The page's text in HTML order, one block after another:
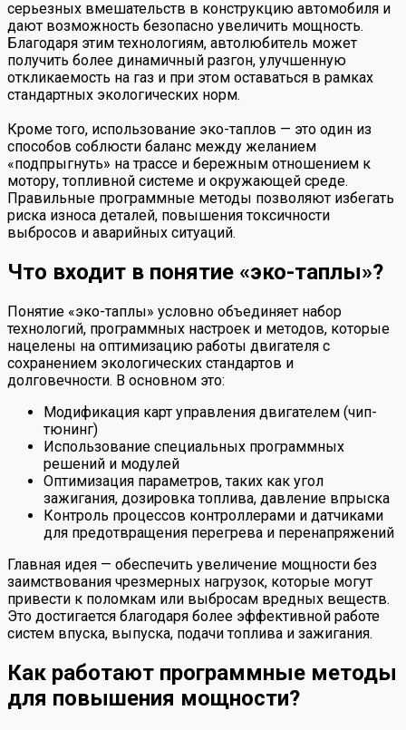
серьезных вмешательств в конструкцию автомобиля и
дают возможность безопасно увеличить мощность.
Благодаря этим технологиям, автолюбитель может
получить более динамичный разгон, улучшенную
откликаемость на газ и при этом оставаться в рамках
стандартных экологических норм.
Кроме того, использование эко-таплов — это один из
способов соблюсти баланс между желанием
«подпрыгнуть» на трассе и бережным отношением к
мотору, топливной системе и окружающей среде.
Правильные программные методы позволяют избегать
риска износа деталей, повышения токсичности
выбросов и аварийных ситуаций.
Что входит в понятие «эко-таплы»?
Понятие «эко-таплы» условно объединяет набор
технологий, программных настроек и методов, которые
нацелены на оптимизацию работы двигателя с
сохранением экологических стандартов и
долговечности. В основном это:
Модификация карт управления двигателем (чип-
тюнинг)
Использование специальных программных
решений и модулей
Оптимизация параметров, таких как угол
зажигания, дозировка топлива, давление впрыска
Контроль процессов контроллерами и датчиками
для предотвращения перегрева и перенапряжений
Главная идея — обеспечить увеличение мощности без
заимствования чрезмерных нагрузок, которые могут
привести к поломкам или выбросам вредных веществ.
Это достигается благодаря более эффективной работе
систем впуска, выпуска, подачи топлива и зажигания.
Как работают программные методы
для повышения мощности?